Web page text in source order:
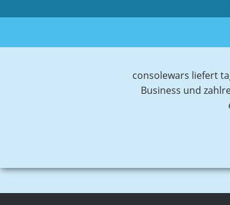
consolewars liefert
Business und